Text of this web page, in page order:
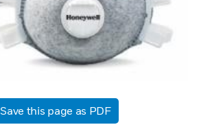
Save this page as PDF